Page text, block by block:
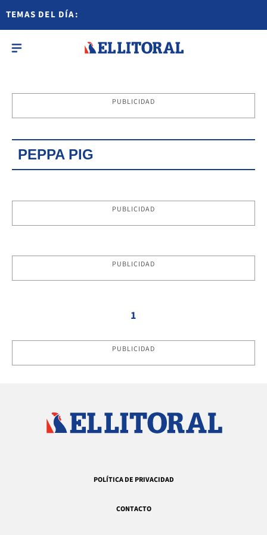
TEMAS DEL DÍA:
PUBLICIDAD
PEPPA PIG
PUBLICIDAD
PUBLICIDAD
1
PUBLICIDAD
POLÍTICA DE PRIVACIDAD
CONTACTO